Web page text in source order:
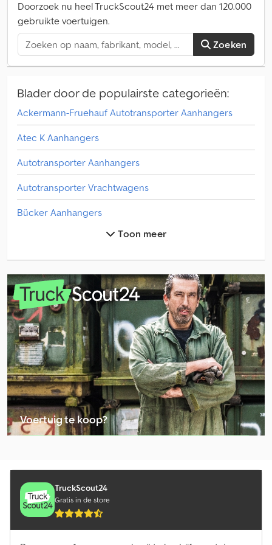
Csdpfx Aof Ew Tcebujrf Zaterdag is afhalen niet mogelijk!
Doorzoek nu heel TruckScout24 met meer dan 120.000
gebruikte voertuigen.
Zoeken
Blader door de populairste categorieën:
Ackermann-Fruehauf Autotransporter Aanhangers
Atec K Aanhangers
Autotransporter Aanhangers
Autotransporter Vrachtwagens
Bücker Aanhangers
Bücker Careliner Aanhangers
Demmler Aanhangers
Dinkel Aanhangers
Fruehauf Aanhangers
Heinemann Aanhangers
Heinemann Z Aanhangers
Houttransport Aanhangers
Humbaur Veetransport Aanhangers
Kotschenreuther Aanhangers
Kröger Agroliner Aanhangers
Multitrailer Aanhangers
Toon meer
Voertuig te koop?
TruckScout24
Gratis in de store